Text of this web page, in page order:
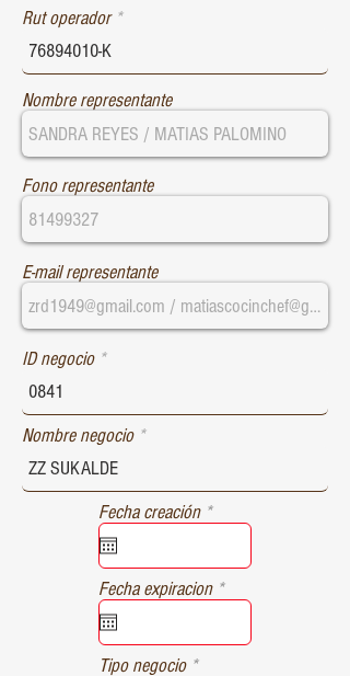
Rut operador
Nombre representante
Fono representante
E-mail representante
ID negocio
Nombre negocio
Fecha creación *r
e
u
i
d
Fecha expiracion *r
e
u
Tipo negocio